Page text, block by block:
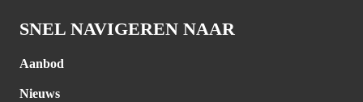
SNEL NAVIGEREN NAAR
Aanbod
Nieuws